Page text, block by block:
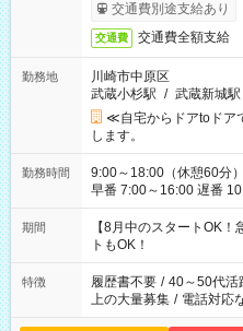
交通費別途支給あり
交通費 交通費全額支給
勤務地
川崎市中原区
武蔵小杉駅 / 武蔵新城駅
≪自宅からドアtoドア
します。
勤務時間
9:00～18:00（休憩60分） ■ご希望があれば下記シフトもOK！
早番 7:00～16:00 遅番
と休みを合わせたい」
「できれば残業はした
ね。 ※Wワーク希望の方へ 今ご覧のお仕事で希望する勤務時間
と、もう1つのお仕事の
合は応募できません。
期間
【8月中のスタートOK
トもOK！
特徴 履歴書不要 / 40～50代活
上の大量募集 / 電話対応